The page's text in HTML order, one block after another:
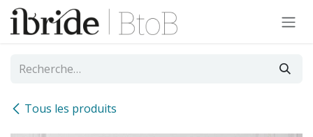
Se rendre au contenu
Tous les produits